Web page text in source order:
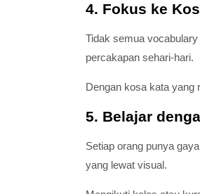
4. Fokus ke
Tidak semua
percakapan sehari-hari.
Dengan kosa kata yang
5. Belajar
Setiap orang punya
yang lewat visual.